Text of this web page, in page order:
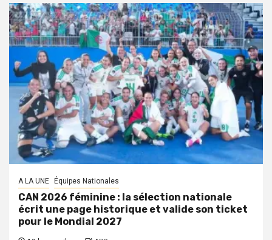
A LA UNE Équipes Nationales
CAN 2026 féminine : la sélection nationale
écrit une page historique et valide son ticket
pour le Mondial 2027